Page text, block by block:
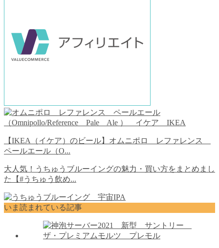
【IKEA（イケア）のビール】オムニポロ レファレンス
ペールエール（O...
大人気！うちゅうブルーイングの魅力・買い方をまとめまし
た【#うちゅう飲め...
いま読まれている記事